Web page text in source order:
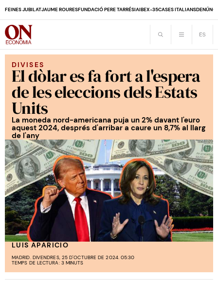
FEINES JUBILATJAUME ROURESFUNDACIÓ PERE TARRÉSIAIBEX-35CASES ITALIANS
DIVISES
El dòlar es fa fort a l'espera
de les eleccions dels Estats
Units
La moneda nord-americana puja un 2% davant l'euro
aquest 2024, després d'arribar a caure un 8,7% al llarg
de l'any
LUIS APARICIO
MADRID. DIVENDRES, 25 D'OCTUBRE DE 2024. 05:30
TEMPS DE LECTURA: 3 MINUTS